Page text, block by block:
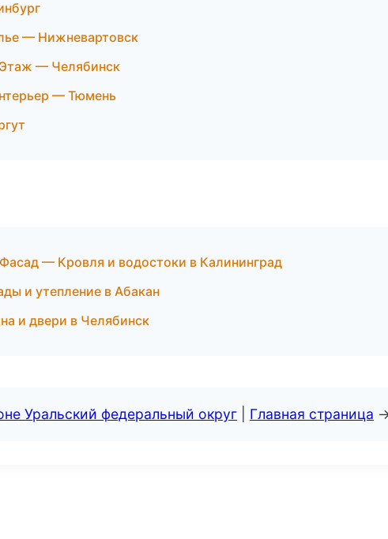
— Нижневартовск
— Челябинск
— Тюмень
— Кровля и водостоки в Калининград
и утепление в Абакан
и двери в Челябинск
Уральский федеральный округ Главная страница